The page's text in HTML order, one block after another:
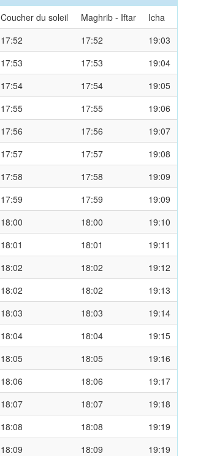
Coucher du soleil Maghrib - Iftar
Icha
17:52 17:52
19:03
17:53 17:53
19:04
17:54 17:54
19:05
17:55 17:55
19:06
17:56 17:56
19:07
17:57 17:57
19:08
17:58 17:58
19:09
17:59 17:59
19:09
18:00 18:00
19:10
18:01 18:01
19:11
18:02 18:02
19:12
18:02 18:02
19:13
18:03 18:03
19:14
18:04 18:04
19:15
18:05 18:05
19:16
18:06 18:06
19:17
18:07 18:07
19:18
18:08 18:08
19:19
18:09 18:09
19:19